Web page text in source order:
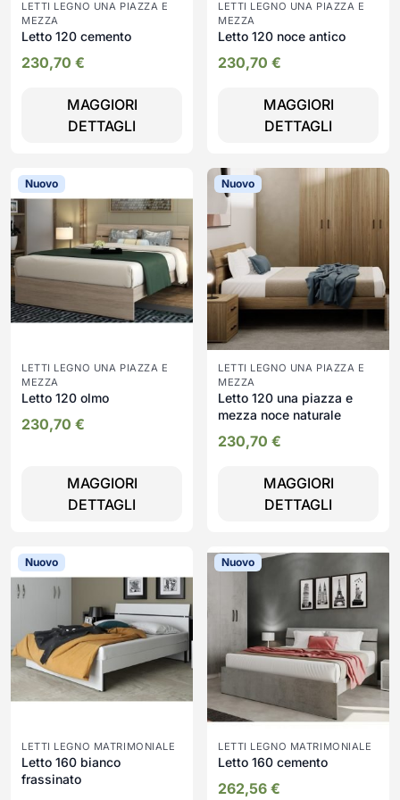
LETTI LEGNO UNA PIAZZA E
MEZZA
Letto 120 cemento
230,70 €
MAGGIORI
DETTAGLI
LETTI LEGNO UNA PIAZZA E
MEZZA
Letto 120 noce antico
230,70 €
MAGGIORI
DETTAGLI
Nuovo
LETTI LEGNO UNA PIAZZA E
MEZZA
Letto 120 olmo
230,70 €
MAGGIORI
DETTAGLI
Nuovo
LETTI LEGNO UNA PIAZZA E
MEZZA
Letto 120 una piazza e
mezza noce naturale
230,70 €
MAGGIORI
DETTAGLI
Nuovo
LETTI LEGNO MATRIMONIALE
Letto 160 bianco
frassinato
Nuovo
LETTI LEGNO MATRIMONIALE
Letto 160 cemento
262,56 €